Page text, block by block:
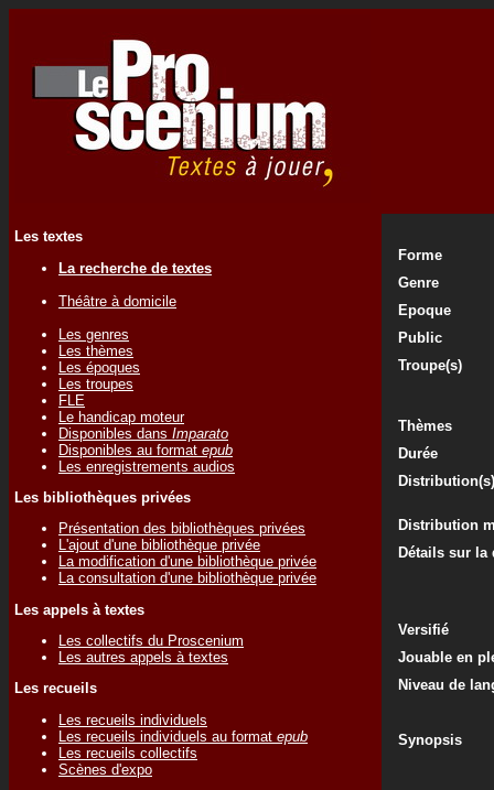
Les textes
La recherche de textes
Théâtre à domicile
Les genres
Les thèmes
Les époques
Les troupes
FLE
Le handicap moteur
Disponibles dans Imparato
Disponibles au format epub
Les enregistrements audios
Les bibliothèques privées
Présentation des bibliothèques privées
L'ajout d'une bibliothèque privée
La modification d'une bibliothèque privée
La consultation d'une bibliothèque privée
Les appels à textes
Les collectifs du Proscenium
Les autres appels à textes
Les recueils
Les recueils individuels
Les recueils individuels au format epub
Les recueils collectifs
Scènes d'expo
Forme
Genre
Epoque
Public
Troupe(s)
Thèmes
Durée
Distribution(s)
Distribution
Détails sur
Versifié
Jouable en
Niveau de
Synopsis